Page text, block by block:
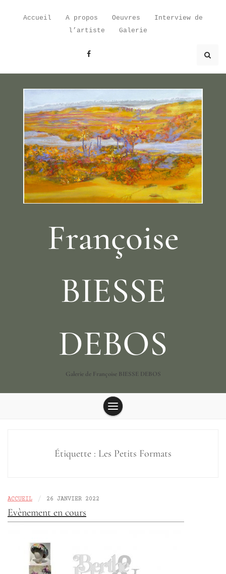
Accueil A propos Oeuvres
Interview de
l’artiste
Galerie
Françoise
BIESSE
DEBOS
Galerie de Françoise BIESSE DEBOS
Étiquette : Les Petits Formats
ACCUEIL / 26 JANVIER 2022
Evènement en cours